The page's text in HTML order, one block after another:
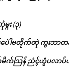
ဂး (၃)
ါဗတိုက်တုဲ ကွးဘာတ
သြန် ညံၚ်ဟွံပလာပ်ပ